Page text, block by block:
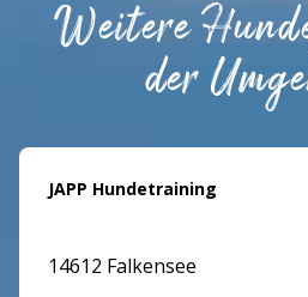
Weitere
der
JAPP Hundetraining
14612 Falkensee